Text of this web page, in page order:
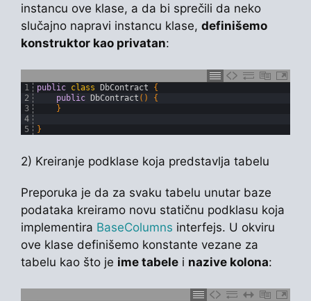
instancu ove klase, a da bi sprečili da neko
slučajno napravi instancu klase, definišemo
konstruktor kao privatan:
1
2
3
4
5
public class DbContract
{
public
DbContract ( )
{
}
}
2) Kreiranje podklase koja predstavlja tabelu
Preporuka je da za svaku tabelu unutar baze
podataka kreiramo novu statičnu podklasu koja
implementira BaseColumns interfejs. U okviru
ove klase definišemo konstante vezane za
tabelu kao što je ime tabele i nazive kolona: